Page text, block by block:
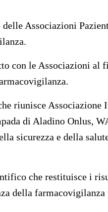
Associazioni
con le Associazioni al
riunisce Associazione
di Aladino Onlus,
sicurezza e della
che restituisce i
della farmacovigilanza